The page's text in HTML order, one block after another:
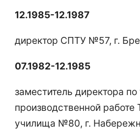
12.1985-12.1987
директор СПТУ №57, г.
07.1982-12.1985
заместитель директора
производственной работе
училища №80, г.